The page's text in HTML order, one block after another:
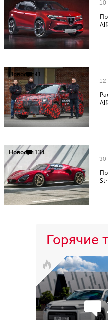
10
Новости41
12
Новости134
30
Горячие